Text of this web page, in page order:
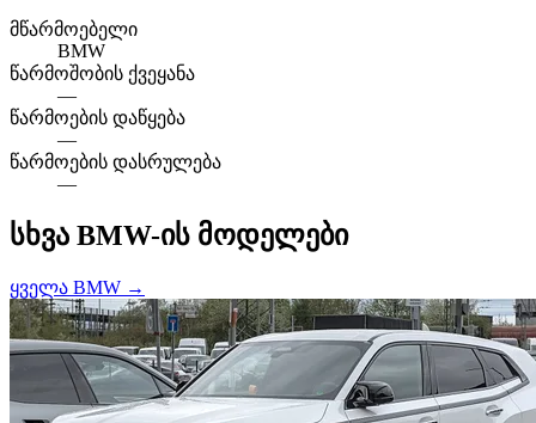
მწარმოებელი
BMW
წარმოშობის ქვეყანა
—
წარმოების დაწყება
—
წარმოების დასრულება
—
სხვა BMW-ის მოდელები
ყველა BMW →